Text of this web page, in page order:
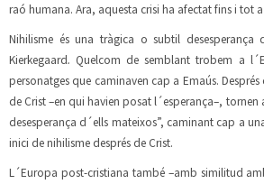
raó humana. Ara, aquesta crisi ha afectat fins i tot a
Nihilisme és una tràgica o subtil
Kierkegaard. Quelcom de semblant trobem a
personatges que caminaven cap a Emaús.
de Crist –en qui havien posat l´esperança–, tornen
desesperança d´ells mateixos”, caminant cap a
inici de nihilisme després de Crist.
L´Europa post-cristiana també –amb similitud